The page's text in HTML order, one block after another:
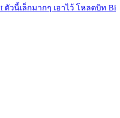
ตัวนี้เล็กมากๆ เอาไว้ โหลดบิท Bi